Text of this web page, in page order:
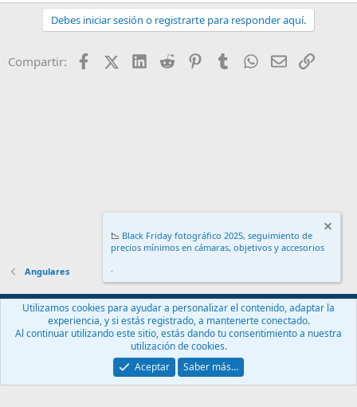
Debes iniciar sesión o registrarte para responder aquí.
Compartir: FacebookX (Twitter)
LinkedIn
Reddit PinterestTumblr WhatsApp
EmailEnlace
Angulares
Español (ES)
Contáctanos
Términos y reglas Política de privacidad
Ayuda
Community platform by XenForo® © 2010-2024 XenForo Ltd.
📉 Black Friday fotográfico 2025, seguimiento de
precios mínimos en cámaras, objetivos y accesorios
.
Utilizamos cookies para ayudar a personalizar el contenido, adaptar la
experiencia, y si estás registrado, a mantenerte conectado.
Al continuar utilizando este sitio, estás dando tu consentimiento a nuestra
utilización de cookies.
Aceptar
Saber más…